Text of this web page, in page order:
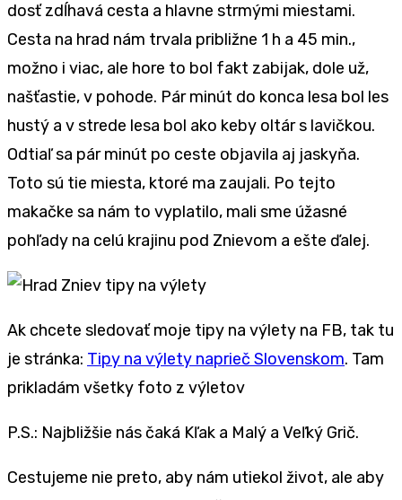
dosť zdĺhavá cesta a hlavne strmými miestami.
Cesta na hrad nám trvala približne 1 h a 45 min.,
možno i viac, ale hore to bol fakt zabijak, dole už,
našťastie, v pohode. Pár minút do konca lesa bol les
hustý a v strede lesa bol ako keby oltár s lavičkou.
Odtiaľ sa pár minút po ceste objavila aj jaskyňa.
Toto sú tie miesta, ktoré ma zaujali. Po tejto
makačke sa nám to vyplatilo, mali sme úžasné
pohľady na celú krajinu pod Znievom a ešte ďalej.
Ak chcete sledovať moje tipy na výlety na FB, tak tu
je stránka: Tipy na výlety naprieč Slovenskom. Tam
prikladám všetky foto z výletov
P.S.: Najbližšie nás čaká Kľak a Malý a Veľký Grič.
Cestujeme nie preto, aby nám utiekol život, ale aby